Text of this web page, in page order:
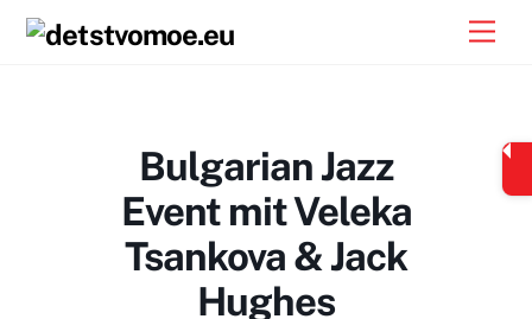
Skip
Bulgarian Jazz
Event mit Veleka
Tsankova & Jack
Hughes